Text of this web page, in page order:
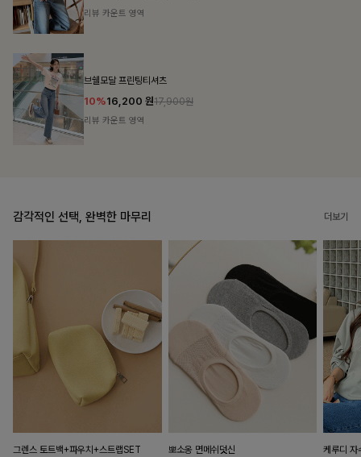
감각적인 선택, 완벽한 마무리 더보기
그렌스 토트백+파우치+스트랩SET 뽀소옹 면메쉬덧신 케루디 자